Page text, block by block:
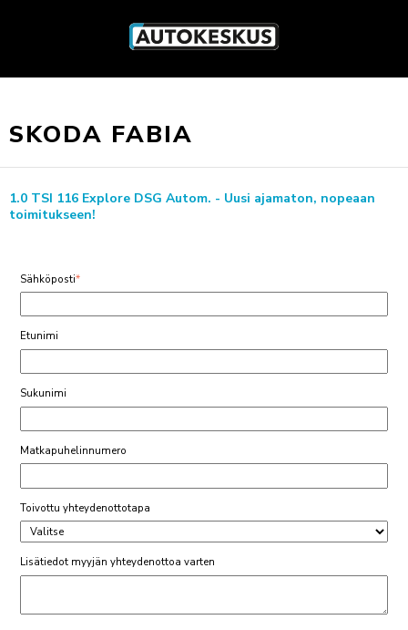
SKODA FABIA
1.0 TSI 116 Explore DSG Autom. - Uusi ajamaton, nopeaan
toimitukseen!
Sähköposti*
Etunimi
Sukunimi
Matkapuhelinnumero
Toivottu yhteydenottotapa
Lisätiedot myyjän yhteydenottoa varten